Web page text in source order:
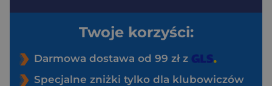
Twoje korzyści:
Darmowa dostawa od 99 zł z
Specjalne zniżki tylko dla klubowiczów